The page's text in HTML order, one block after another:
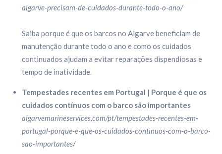
algarve-precisam-de-cuidados-durante-todo-o-ano/
Saiba porque é que os barcos no Algarve beneficiam de
manutenção durante todo o ano e como os cuidados
continuados ajudam a evitar reparações dispendiosas e
tempo de inatividade.
Tempestades recentes em Portugal | Porque é que os
cuidados contínuos com o barco são importantes
algarvemarineservices.com/pt/tempestades-recentes-em-
portugal-porque-e-que-os-cuidados-continuos-com-o-barco-
sao-importantes/